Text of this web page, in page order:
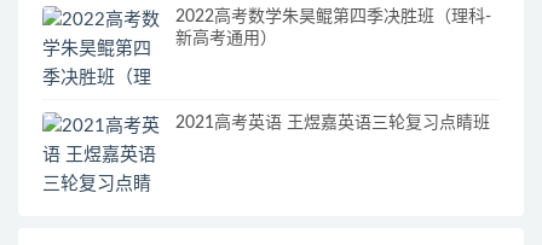
2022高考数学朱昊鲲第四季决胜班（理科-
新高考通用）
2021高考英语 王煜嘉英语三轮复习点睛班